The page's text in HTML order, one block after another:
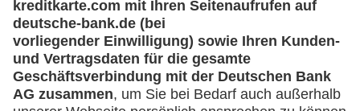
lufthansa.com
Rechtliches
Impressum
Datenschutz